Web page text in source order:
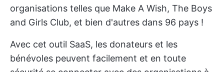
organisations telles que Make A Wish, The Boys
and Girls Club, et bien d'autres dans 96 pays !
Avec cet outil SaaS, les donateurs et les
bénévoles peuvent facilement et en toute